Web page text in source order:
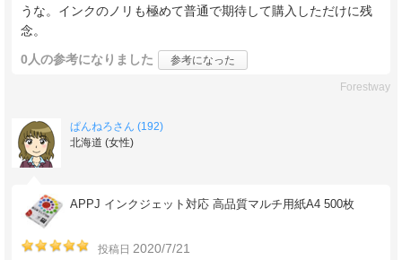
うな。インクのノリも極めて普通で期待して購入しただけに残
念。
0人の参考になりました 参考になった
Forestway
ぱんねろさん (192)
北海道 (女性)
APPJ インクジェット対応 高品質マルチ用紙A4 500枚
投稿日 2020/7/21